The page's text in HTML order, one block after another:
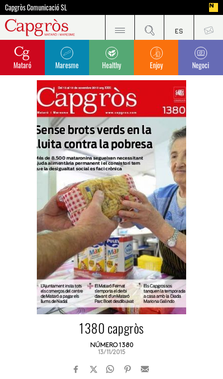
Capgròs Comunicació SL
Mataró Maresme Healthy Enjoy Negoci
1380 capgròs
NÚMERO 1380
13/11/2015